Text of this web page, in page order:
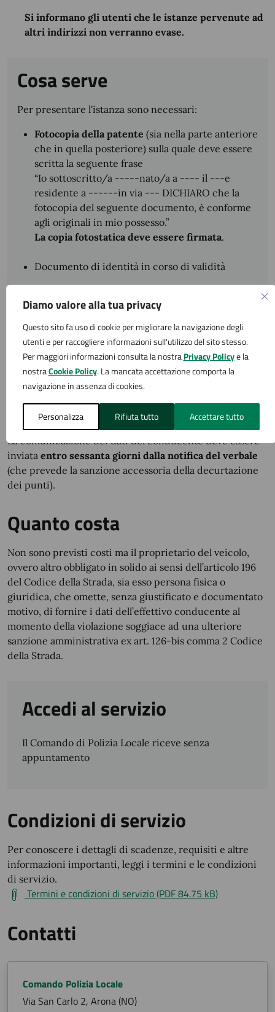
Diamo valore alla tua privacy
Questo sito fa uso di cookie per migliorare la navigazione degli
utenti e per raccogliere informazioni sull'utilizzo del sito stesso.
Per maggiori informazioni consulta la nostraPrivacy Policye la
nostraCookie Policy. La mancata accettazione comporta la
navigazione in assenza di cookies.
Personalizza Rifiuta tutto Accettare tutto
Si informano gli utenti che le istanze pervenute ad
altri indirizzi non verranno evase.
Cosa serve
Per presentare l'istanza sono necessari:
Fotocopia della patente (sia nella parte anteriore
che in quella posteriore) sulla quale deve essere
scritta la seguente frase
“Io sottoscritto/a -----nato/a a ---- il ---e
residente a ------in via --- DICHIARO che la
fotocopia del seguente documento, è conforme
agli originali in mio possesso.”
La copia fotostatica deve essere firmata.
Documento di identità in corso di validità
Cosa si ottiene
La decurtazione o la riattribuzione dei punti sulla
patente.
Tempi e scadenze
La comunicazione dei dati del conducente deve essere
inviata entro sessanta giorni dalla notifica del verbale
(che prevede la sanzione accessoria della decurtazione
dei punti).
Quanto costa
Non sono previsti costi ma il proprietario del veicolo,
ovvero altro obbligato in solido ai sensi dell’articolo 196
del Codice della Strada, sia esso persona fisica o
giuridica, che omette, senza giustificato e documentato
motivo, di fornire i dati dell’effettivo conducente al
momento della violazione soggiace ad una ulteriore
sanzione amministrativa ex art. 126-bis comma 2 Codice
della Strada.
Accedi al servizio
Il Comando di Polizia Locale riceve senza
appuntamento
Condizioni di servizio
Per conoscere i dettagli di scadenze, requisiti e altre
informazioni importanti, leggi i termini e le condizioni
di servizio.
Termini e condizioni di servizio (PDF 84.75 kB)
Contatti
Comando Polizia Locale
Via San Carlo 2, Arona (NO)